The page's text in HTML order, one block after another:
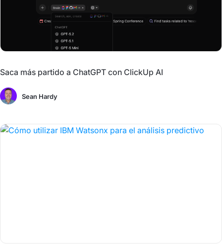
Saca más partido a ChatGPT con ClickUp AI
Sean Hardy